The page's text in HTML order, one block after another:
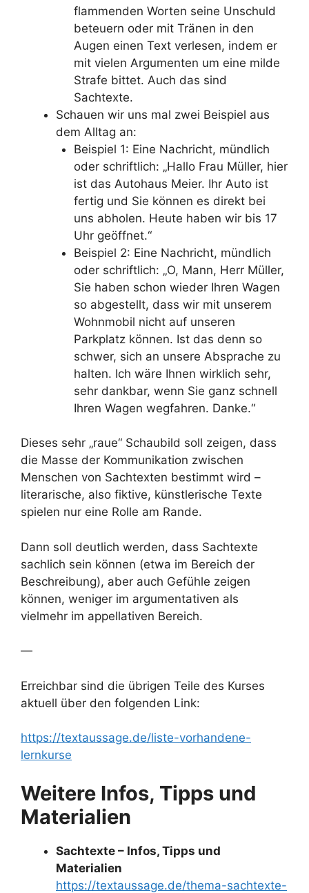
flammenden Worten seine Unschuld
beteuern oder mit Tränen in den
Augen einen Text verlesen, indem er
mit vielen Argumenten um eine milde
Strafe bittet. Auch das sind
Sachtexte.
Schauen wir uns mal zwei Beispiel aus
dem Alltag an:
Beispiel 1: Eine Nachricht, mündlich
oder schriftlich: „Hallo Frau Müller, hier
ist das Autohaus Meier. Ihr Auto ist
fertig und Sie können es direkt bei
uns abholen. Heute haben wir bis 17
Uhr geöffnet.“
Beispiel 2: Eine Nachricht, mündlich
oder schriftlich: „O, Mann, Herr Müller,
Sie haben schon wieder Ihren Wagen
so abgestellt, dass wir mit unserem
Wohnmobil nicht auf unseren
Parkplatz können. Ist das denn so
schwer, sich an unsere Absprache zu
halten. Ich wäre Ihnen wirklich sehr,
sehr dankbar, wenn Sie ganz schnell
Ihren Wagen wegfahren. Danke.“
Dieses sehr „raue“ Schaubild soll zeigen, dass
die Masse der Kommunikation zwischen
Menschen von Sachtexten bestimmt wird –
literarische, also fiktive, künstlerische Texte
spielen nur eine Rolle am Rande.
Dann soll deutlich werden, dass Sachtexte
sachlich sein können (etwa im Bereich der
Beschreibung), aber auch Gefühle zeigen
können, weniger im argumentativen als
vielmehr im appellativen Bereich.
—
Erreichbar sind die übrigen Teile des Kurses
aktuell über den folgenden Link:
https://textaussage.de/liste-vorhandene-
lernkurse
Weitere Infos, Tipps und
Materialien
Sachtexte – Infos, Tipps und
Materialien
https://textaussage.de/thema-sachtexte-